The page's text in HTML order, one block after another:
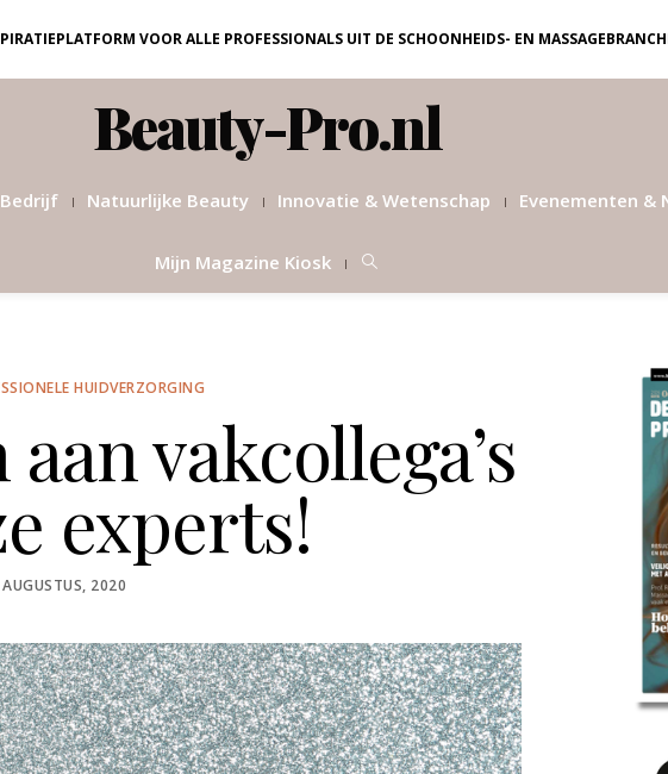
VOOR ALLE PROFESSIONALS UIT DE SCHOONHEIDS- EN
Beauty-Pro.nl
Natuurlijke Beauty Innovatie & Wetenschap Evenementen &
Mijn Magazine Kiosk
HUIDVERZORGING
vakcollega’s
experts!
2020